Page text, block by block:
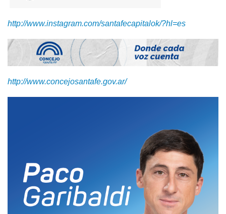
http://www.instagram.com/santafecapitalok/?hl=es
http://www.concejosantafe.gov.ar/